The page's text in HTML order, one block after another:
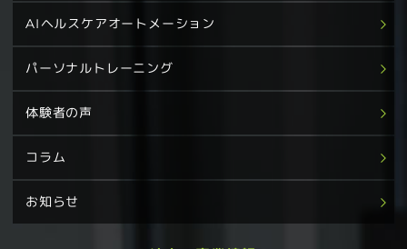
AIヘルスケアオートメーション
パーソナルトレーニング
体験者の声
コラム
お知らせ